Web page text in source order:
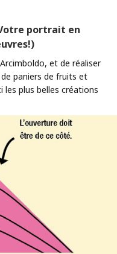
portrait en
et de réaliser
paniers de fruits et
les plus belles créations